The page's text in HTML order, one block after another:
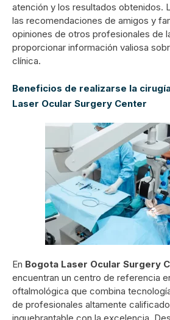
atención y los resultados obtenidos.
las recomendaciones de amigos y
opiniones de otros profesionales de
proporcionar información valiosa
clínica.
Beneficios de realizarse la
Laser Ocular Surgery Center
En Bogota Laser Ocular Surgery
encuentran un centro de referencia
oftalmológica que combina
de profesionales altamente